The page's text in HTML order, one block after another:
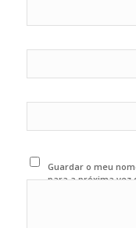
Guardar o meu
para a próxima vez